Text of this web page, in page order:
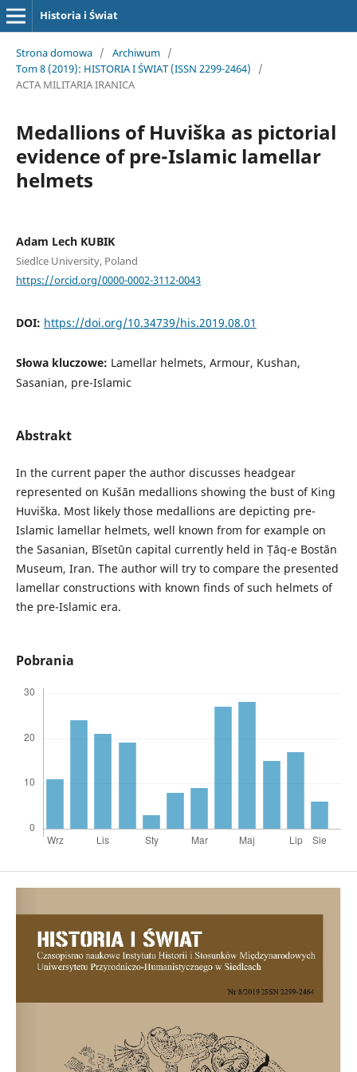
Historia i Świat
Strona domowa / Archiwum /
Tom 8 (2019): HISTORIA I ŚWIAT (ISSN 2299-2464)
/
ACTA MILITARIA IRANICA
Medallions of Huviška as pictorial
evidence of pre-Islamic lamellar
helmets
Adam Lech KUBIK
Siedlce University, Poland
https://orcid.org/0000-0002-3112-0043
DOI: https://doi.org/10.34739/his.2019.08.01
Słowa kluczowe: Lamellar helmets, Armour, Kushan,
Sasanian, pre-Islamic
Abstrakt
In the current paper the author discusses headgear
represented on Kušān medallions showing the bust of King
Huviška. Most likely those medallions are depicting pre-
Islamic lamellar helmets, well known from for example on
the Sasanian, Bīsetūn capital currently held in Ṭāq-e Bostān
Museum, Iran. The author will try to compare the presented
lamellar constructions with known finds of such helmets of
the pre-Islamic era.
Pobrania